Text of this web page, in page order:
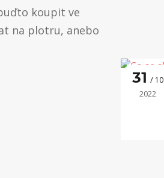
koupit ve
na plotru, anebo
31 10
2022